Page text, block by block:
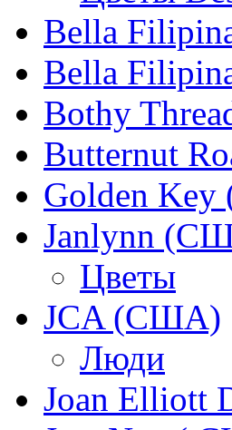
Bella
Bella
Bothy
Butternut
Golden Key
Janlynn
Цветы
JCA (США)
Люди
Joan Elliott